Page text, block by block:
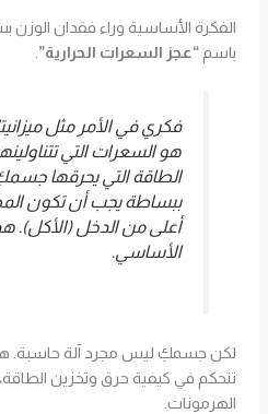
الفكرة الأساسية وراء فقدان
باسم“عجز السعرات الحرارية”
فكري في الأمر مثل
هو السعرات التي
الطاقة التي يحرقها
ببساطة يجب أن تكون
أعلى من الدخل (الأكل).
الأساسي.
لكن جسمكِ ليس مجرد آلة حاسبة.
تتحكم في كيفية حرق وتخزين
الهرمونات.